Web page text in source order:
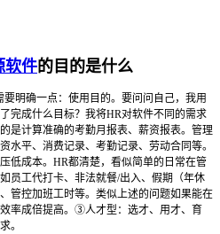
软件的目的是什么
明确一点：使用目的。要问问自己，我用
完成什么目标？我将HR对软件不同的需求
是计算准确的考勤月报表、薪资报表。管理
水平、消费记录、考勤记录、劳动合同等。
低成本。HR都清楚，看似简单的日常在管
员工代打卡、非法就餐/出入、假期（年休
管控加班工时等。类似上述的问题如果能在
率成倍提高。③人才型：选才、用才、育
。